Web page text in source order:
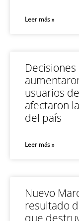
Leer más »
usuarios
afectaron
del país
Leer más »
Nuevo
resultado
que